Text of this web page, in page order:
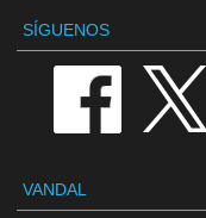
SÍGUENOS
VANDAL